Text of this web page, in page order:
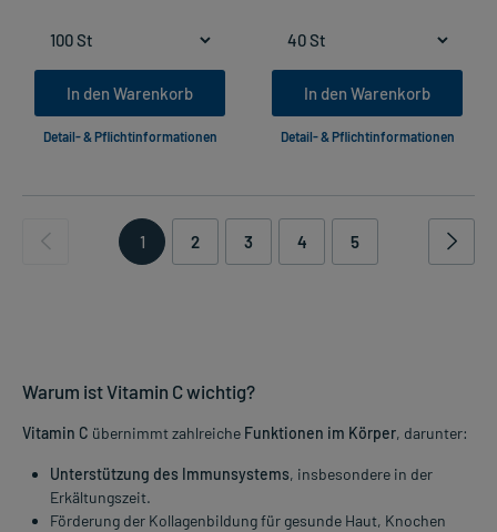
In den Warenkorb
Detail- & Pflichtinformationen
In den Warenkorb
Detail- & Pflichtinformationen
1 2 3 4 5
Warum ist Vitamin C wichtig?
Vitamin C übernimmt zahlreiche Funktionen im Körper, darunter:
Unterstützung des Immunsystems, insbesondere in der
Erkältungszeit.
Förderung der Kollagenbildung für gesunde Haut, Knochen